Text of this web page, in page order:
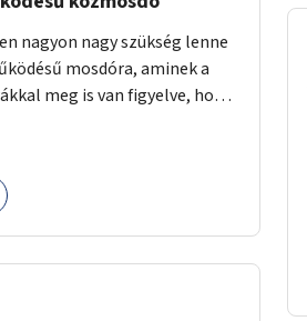
nagyon nagy szükség lenne
mosdóra, aminek a
meg is van figyelve, hogy
HÉV felé, mivel itt a forgalom